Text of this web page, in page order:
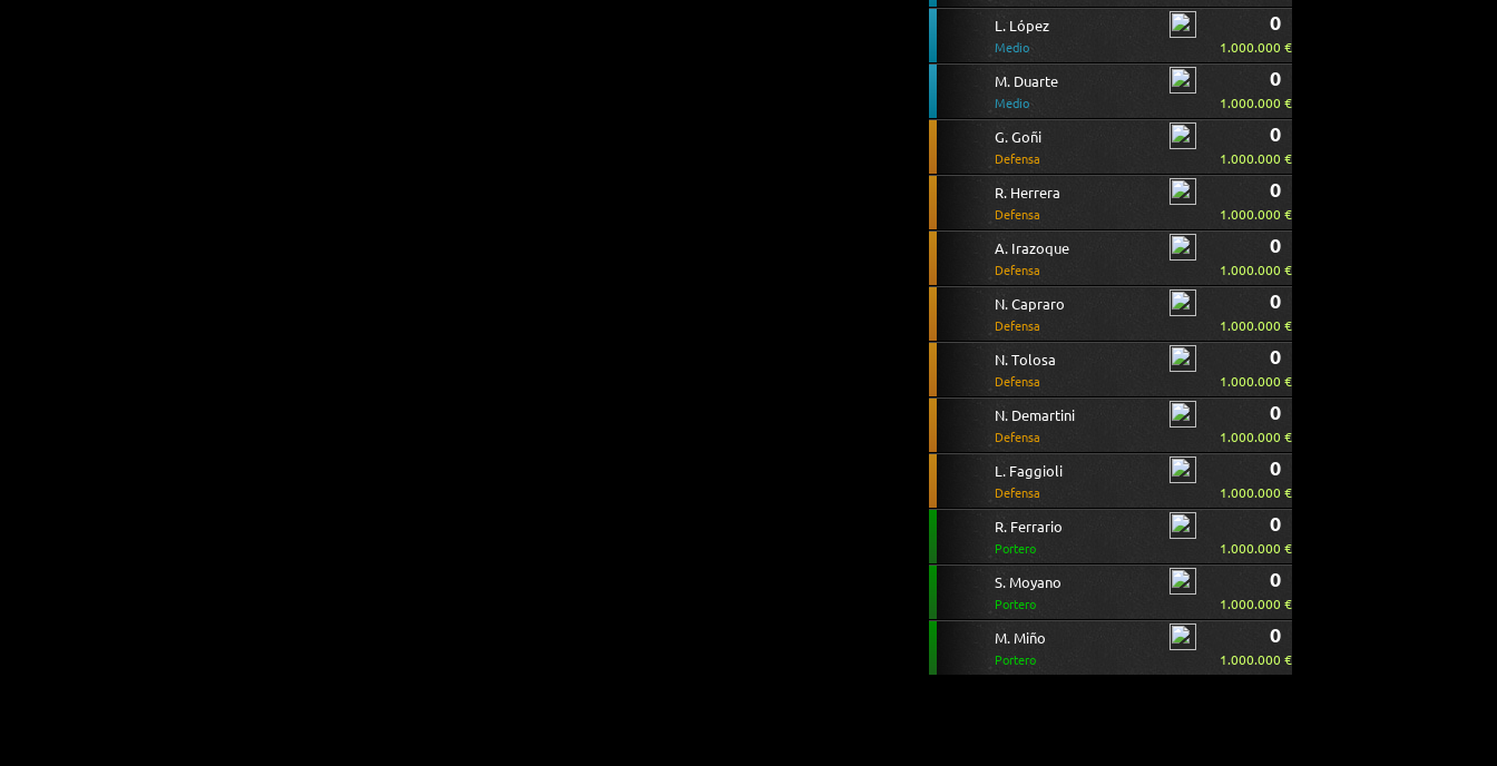
L. López
Medio
0
1.000.000 €
M. Duarte
Medio
0
1.000.000 €
G. Goñi
Defensa
0
1.000.000 €
R. Herrera
Defensa
0
1.000.000 €
A. Irazoque
Defensa
0
1.000.000 €
N. Capraro
Defensa
0
1.000.000 €
N. Tolosa
Defensa
0
1.000.000 €
N. Demartini
Defensa
0
1.000.000 €
L. Faggioli
Defensa
0
1.000.000 €
R. Ferrario
Portero
0
1.000.000 €
S. Moyano
Portero
0
1.000.000 €
M. Miño
Portero
0
1.000.000 €